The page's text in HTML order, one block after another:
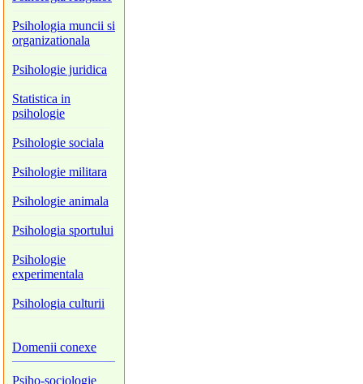
Psihologia muncii si
organizationala
Psihologie juridica
Statistica in
psihologie
Psihologie sociala
Psihologie militara
Psihologie animala
Psihologia sportului
Psihologie
experimentala
Psihologia culturii
Domenii conexe
Psiho-sociologie